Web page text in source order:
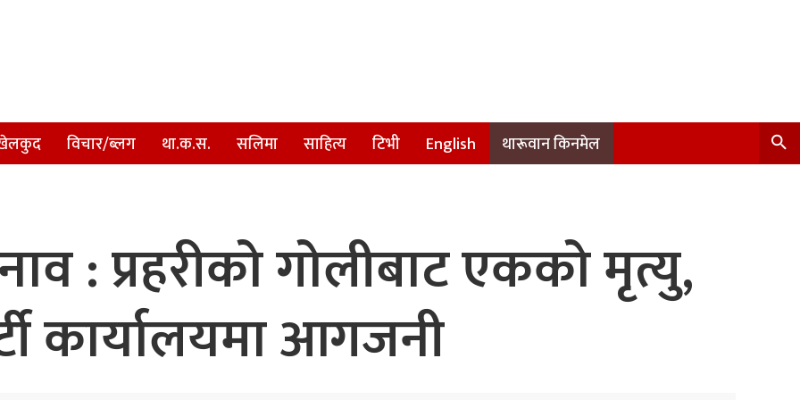
विचार/ब्लग था.क.स. सलिमा साहित्य टिभी English थारूवान किनमेल
: प्रहरीको गोलीबाट एकको मृत्यु,
कार्यालयमा आगजनी